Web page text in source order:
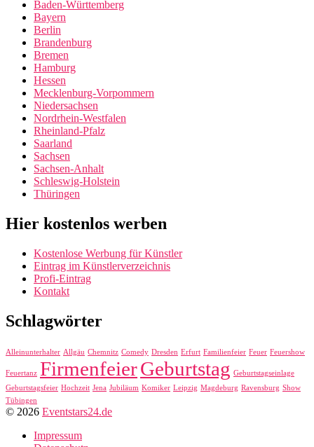
Baden-Württemberg
Bayern
Berlin
Brandenburg
Bremen
Hamburg
Hessen
Mecklenburg-Vorpommern
Niedersachsen
Nordrhein-Westfalen
Rheinland-Pfalz
Saarland
Sachsen
Sachsen-Anhalt
Schleswig-Holstein
Thüringen
Hier kostenlos werben
Kostenlose Werbung für Künstler
Eintrag im Künstlerverzeichnis
Profi-Eintrag
Kontakt
Schlagwörter
Alleinunterhalter Allgäu Chemnitz Comedy Dresden Erfurt Familienfeier Feuer Feuershow
Feuertanz FirmenfeierGeburtstag Geburtstagseinlage
Geburtstagsfeier Hochzeit Jena Jubiläum Komiker Leipzig Magdeburg Ravensburg Show
Tübingen
© 2026 Eventstars24.de
Impressum